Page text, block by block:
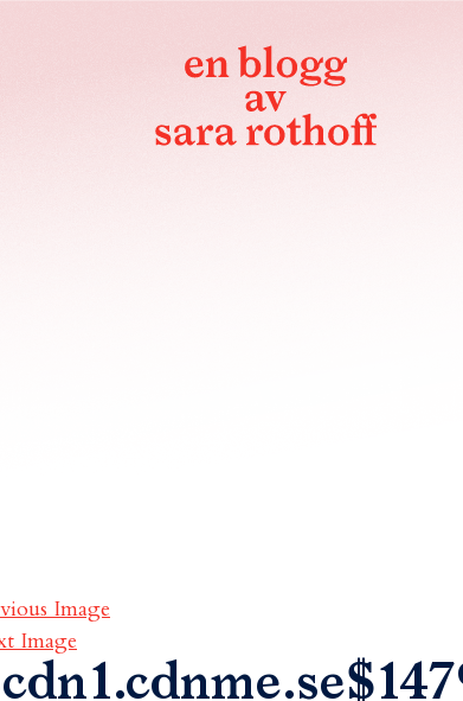
Image
Image